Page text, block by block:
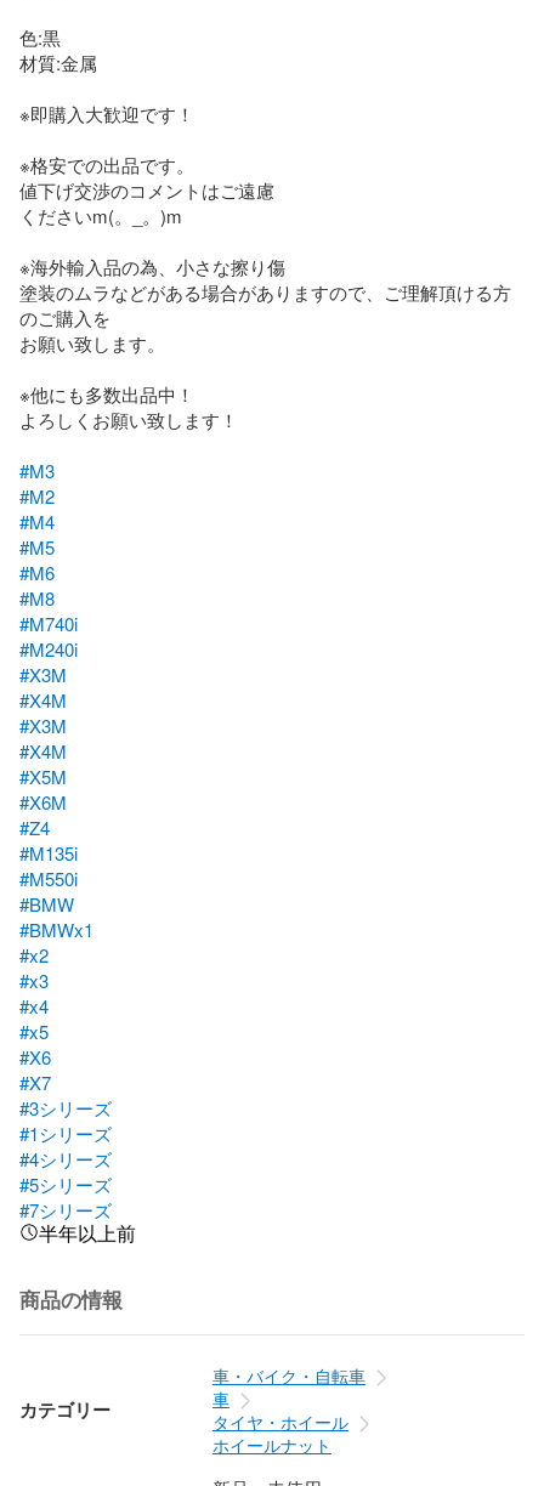
色:黒
材質:金属
※即購入大歓迎です！
※格安での出品です。
値下げ交渉のコメントはご遠慮
くださいm(。_。)m
※海外輸入品の為、小さな擦り傷
塗装のムラなどがある場合がありますので、ご理解頂ける方
のご購入を
お願い致します。
※他にも多数出品中！
よろしくお願い致します！
#M3
#M2
#M4
#M5
#M6
#M8
#M740i
#M240i
#X3M
#X4M
#X3M
#X4M
#X5M
#X6M
#Z4
#M135i
#M550i
#BMW
#BMWx1
#x2
#x3
#x4
#x5
#X6
#X7
#3シリーズ
#1シリーズ
#4シリーズ
#5シリーズ
#7シリーズ
半年以上前
商品の情報
カテゴリー
車・バイク・自転車
車
タイヤ・ホイール
ホイールナット